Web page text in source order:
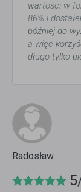
wartości w
86% i
później do
a więc
długo tylko
Radosław